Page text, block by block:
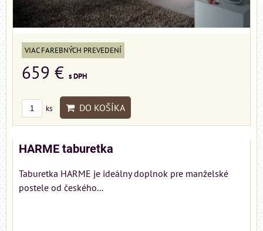
VIAC FAREBNÝCH PREVEDENÍ
659 € s DPH
ks DO KOŠÍKA
HARME taburetka
Taburetka HARME je ideálny doplnok pre manželské
postele od českého...